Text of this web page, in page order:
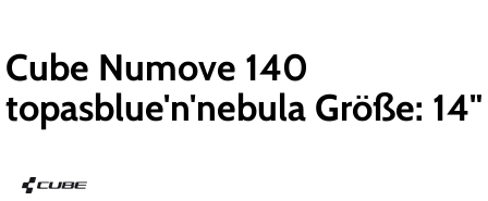
Cube Numove 140
topasblue'n'nebula Größe: 14"